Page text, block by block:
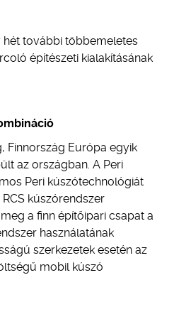
hét további többemeletes
építészeti kialakításának
Finnország Európa egyik
az országban. A Peri
Peri kúszótechnológiát
kúszórendszer
a finn építőipari csapat a
használatának
szerkezetek esetén az
mobil kúszó